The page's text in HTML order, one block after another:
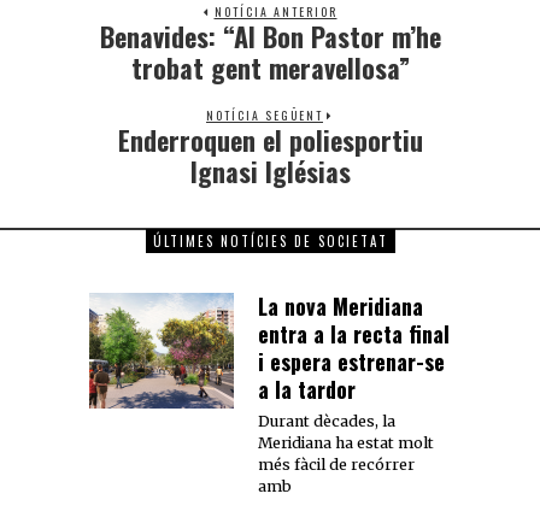
NOTÍCIA ANTERIOR
Benavides: “Al Bon Pastor m’he
trobat gent meravellosa”
NOTÍCIA SEGÜENT
Enderroquen el poliesportiu
Ignasi Iglésias
ÚLTIMES NOTÍCIES DE SOCIETAT
La nova Meridiana
entra a la recta final
i espera estrenar-se
a la tardor
Durant dècades, la
Meridiana ha estat molt
més fàcil de recórrer
amb